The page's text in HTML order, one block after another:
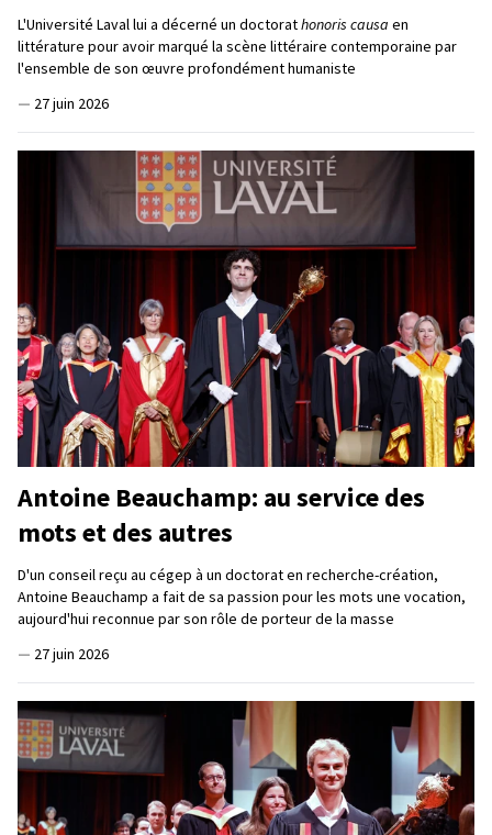
L'Université Laval lui a décerné un doctorathonoris causa en
littérature pour avoir marqué la scène littéraire contemporaine par
l'ensemble de son œuvre profondément humaniste
— 27 juin 2026
Antoine Beauchamp: au service des
mots et des autres
D'un conseil reçu au cégep à un doctorat en recherche-création,
Antoine Beauchamp a fait de sa passion pour les mots une vocation,
aujourd'hui reconnue par son rôle de porteur de la masse
— 27 juin 2026